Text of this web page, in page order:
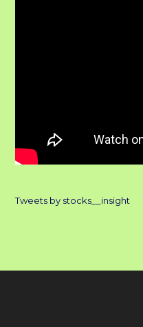
Tweets by stocks__insight